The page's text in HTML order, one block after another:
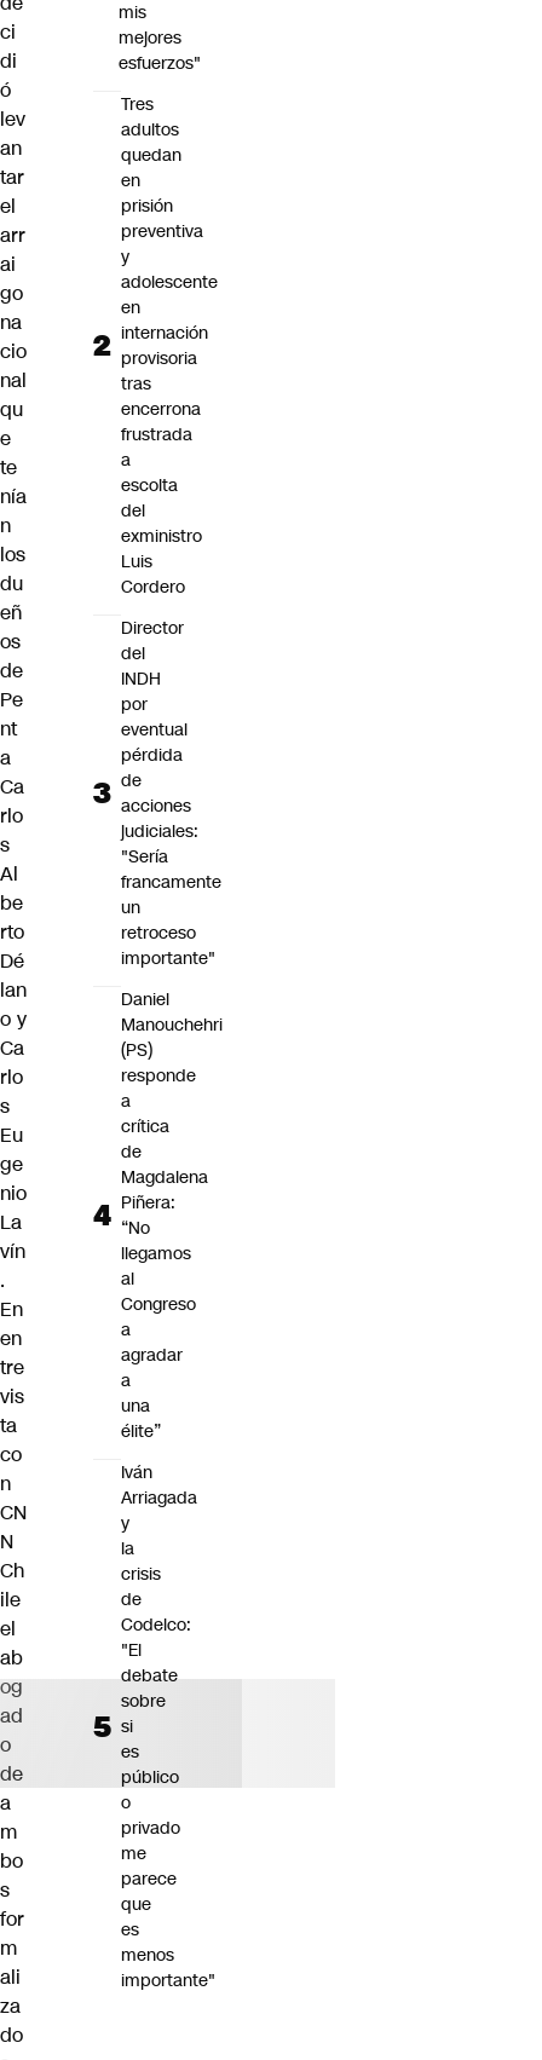
ci
di
ó
lev
an
tar
el
arr
ai
go
na
cio
nal
qu
e
te
nía
n
los
du
eñ
os
de
Pe
nt
a
Ca
rlo
s
Al
be
rto
Dé
lan
o y
Ca
rlo
s
Eu
ge
nio
La
vín
.
En
en
tre
vis
ta
co
n
CN
N
Ch
ile
el
ab
og
ad
o
de
a
m
bo
s
for
m
ali
za
do
mis
mejores
esfuerzos"
Tres
adultos
quedan
en
prisión
preventiva
y
adolescente
en
internación
provisoria
tras
encerrona
frustrada
a
escolta
del
exministro
Luis
Cordero
Director
del
INDH
por
eventual
pérdida
de
acciones
judiciales:
"Sería
francamente
un
retroceso
importante"
Daniel
Manouchehri
(PS)
responde
a
crítica
de
Magdalena
Piñera:
“No
llegamos
al
Congreso
a
agradar
a
una
élite”
Iván
Arriagada
y
la
crisis
de
Codelco:
"El
debate
sobre
si
es
público
o
privado
me
parece
que
es
menos
importante"